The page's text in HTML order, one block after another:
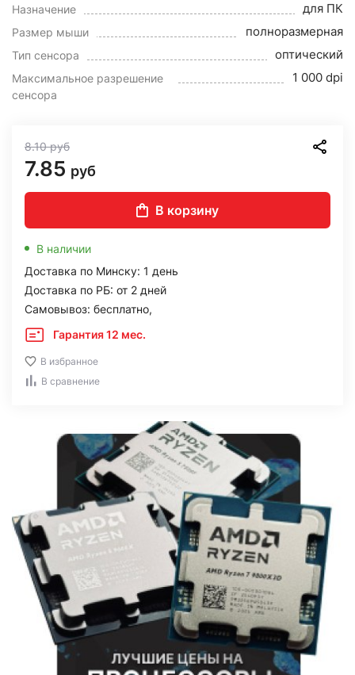
Назначение для ПК
Размер мыши полноразмерная
Тип сенсора оптический
Максимальное разрешение
сенсора
1 000 dpi
8.10руб
7.85 руб
В корзину
В наличии
Доставка по Минску: 1 день
Доставка по РБ: от 2 дней
Самовывоз: бесплатно,
Гарантия 12 мес.
В избранное
В сравнение